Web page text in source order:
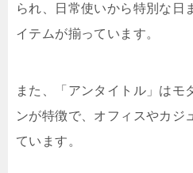
られ、日常使いから特別な日
イテムが揃っています。
また、「アンタイトル」はモ
ンが特徴で、オフィスやカジ
ています。